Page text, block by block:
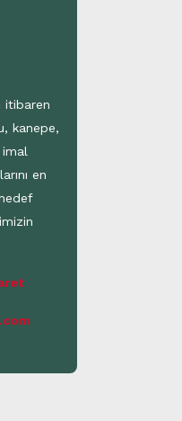
itibaren
kanepe,
en